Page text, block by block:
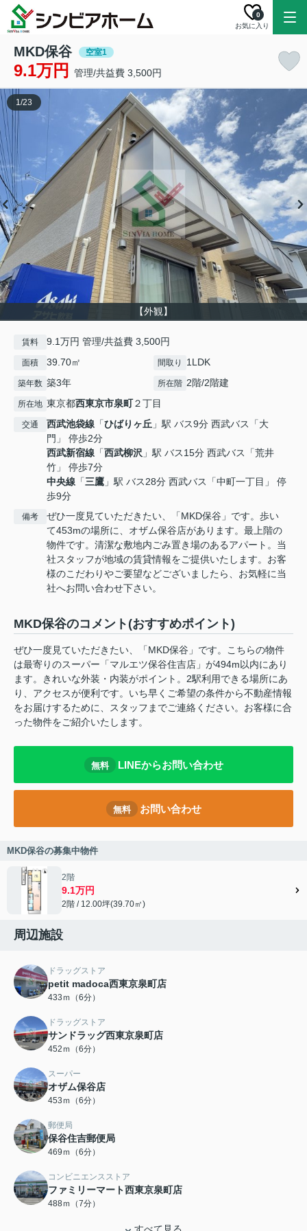
お気に入り
0
MKD保谷 空室1
9.1万円 管理/共益費 3,500円
【外観】
1/23
賃料 9.1万円 管理/共益費 3,500円
面積 39.70㎡ 間取り 1LDK
築年数 築3年 所在階 2階/2階建
所在地 東京都西東京市泉町２丁目
交通 西武池袋線 「ひばりヶ丘 」駅 バス9分 西武バス「大
門」 停歩2分
西武新宿線 「西武柳沢 」駅 バス15分 西武バス「荒井
竹」 停歩7分
中央線 「三鷹 」駅 バス28分 西武バス「中町一丁目」 停
歩9分
備考
ぜひ一度見ていただきたい、「MKD保谷」です。歩い
て453mの場所に、オザム保谷店があります。最上階の
物件です。清潔な敷地内ごみ置き場のあるアパート。当
社スタッフが地域の賃貸情報をご提供いたします。お客
様のこだわりやご要望などございましたら、お気軽に当
社へお問い合わせ下さい。
MKD保谷のコメント(おすすめポイント)
ぜひ一度見ていただきたい、「MKD保谷」です。こちらの物件
は最寄りのスーパー「マルエツ保谷住吉店」が494m以内にあり
ます。きれいな外装・内装がポイント。2駅利用できる場所にあ
り、アクセスが便利です。いち早くご希望の条件から不動産情報
をお届けするために、スタッフまでご連絡ください。お客様に合
った物件をご紹介いたします。
無料 LINEからお問い合わせ
無料 お問い合わせ
MKD保谷の募集中物件
2階
9.1万円
2階 / 12.00坪(39.70㎡)
周辺施設
ドラッグストア
petit madoca西東京泉町店
433ｍ（6分）
ドラッグストア
サンドラッグ西東京泉町店
452ｍ（6分）
スーパー
オザム保谷店
453ｍ（6分）
郵便局
保谷住吉郵便局
469ｍ（6分）
コンビニエンスストア
ファミリーマート西東京泉町店
488ｍ（7分）